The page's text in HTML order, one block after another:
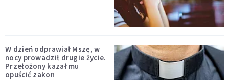
W dzień odprawiał Mszę, w
nocy prowadził drugie życie.
Przełożony kazał mu
opuścić zakon